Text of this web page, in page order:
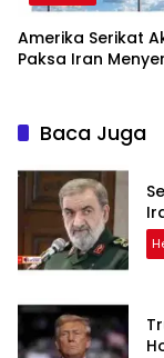
Amerika Serikat
Paksa Iran
Baca Juga